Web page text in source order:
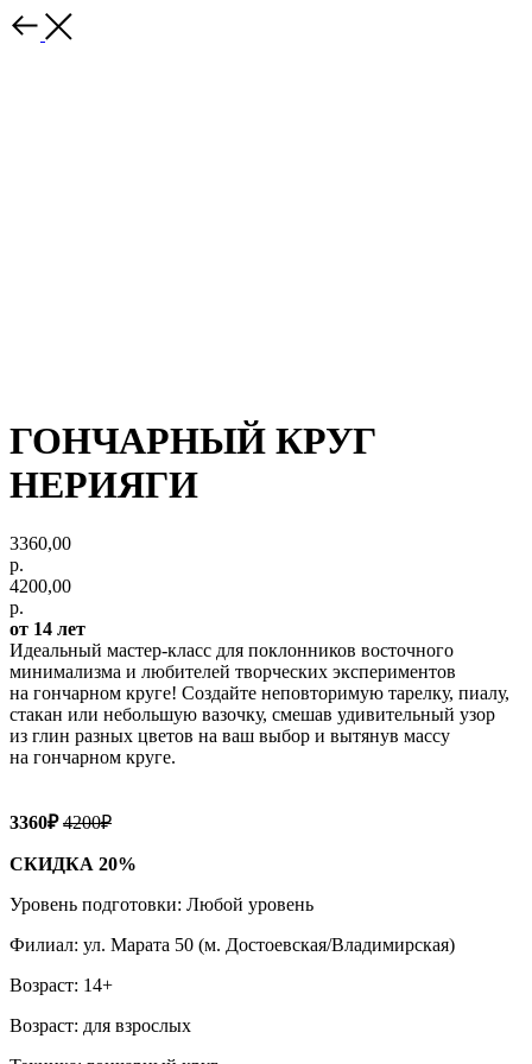
ГОНЧАРНЫЙ КРУГ
НЕРИЯГИ
3360,00
р.
4200,00
р.
от 14 лет
Идеальный мастер-класс для поклонников восточного
минимализма и любителей творческих экспериментов
на гончарном круге! Создайте неповторимую тарелку, пиалу,
стакан или небольшую вазочку, смешав удивительный узор
из глин разных цветов на ваш выбор и вытянув массу
на гончарном круге.
3360₽4200₽
СКИДКА 20%
Уровень подготовки: Любой уровень
Филиал: ул. Марата 50 (м. Достоевская/Владимирская)
Возраст: 14+
Возраст: для взрослых